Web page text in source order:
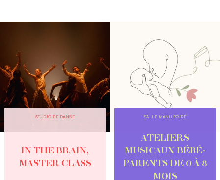
STUDIO DE DANSE
IN THE BRAIN,
MASTER CLASS
SALLE MANU POIRÉ
ATELIERS
MUSICAUX BÉBÉ-
PARENTS DE 0 À 8
MOIS